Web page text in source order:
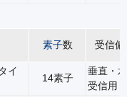
素子数 受信偏波
イ
14素子
垂直・水
受信用